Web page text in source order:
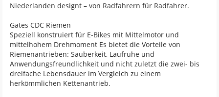
Niederlanden designt – von Radfahrern für Radfahrer.
Gates CDC Riemen
Speziell konstruiert für E-Bikes mit Mittelmotor und
mittelhohem Drehmoment Es bietet die Vorteile von
Riemenantrieben: Sauberkeit, Laufruhe und
Anwendungsfreundlichkeit und nicht zuletzt die zwei- bis
dreifache Lebensdauer im Vergleich zu einem
herkömmlichen Kettenantrieb.